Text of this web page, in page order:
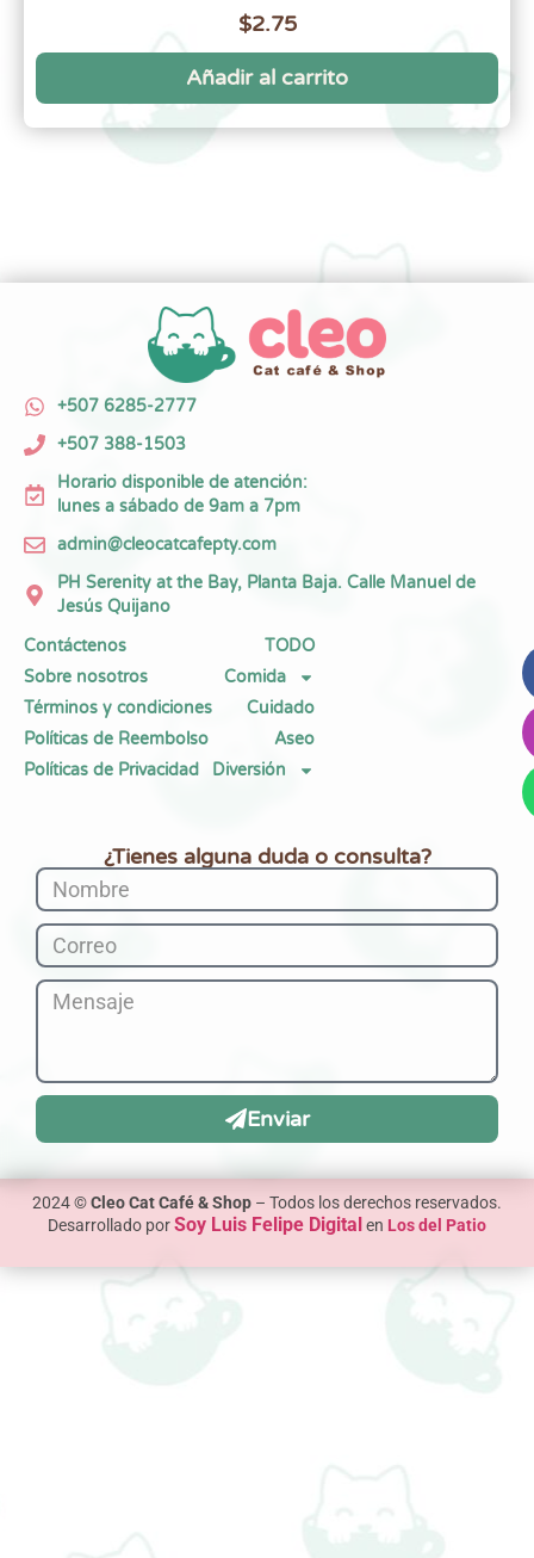
$2.75
Añadir al carrito
+507 6285-2777
+507 388-1503
Horario disponible de atención:
lunes a sábado de 9am a 7pm
admin@cleocatcafepty.com
PH Serenity at the Bay, Planta Baja. Calle Manuel de
Jesús Quijano
Contáctenos
Sobre nosotros
Términos y condiciones
Políticas de Reembolso
Políticas de Privacidad
TODO
Comida
Cuidado
Aseo
Diversión
¿Tienes alguna duda o consulta?
Enviar
2024 ©Cleo Cat Café & Shop – Todos los derechos reservados.
Desarrollado porSoy Luis Felipe Digital en Los del Patio